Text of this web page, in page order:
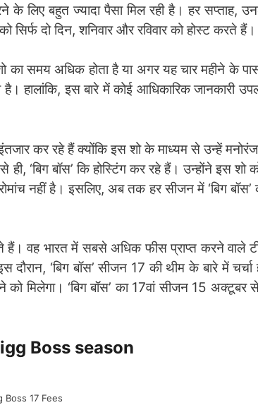
बहुत ज्यादा पैसा मिल रही है। हर सप्ताह,
दो दिन, शनिवार और रविवार को होस्ट करते हैं।
समय अधिक होता है या अगर यह चार महीने के
इस बारे में कोई आधिकारिक जानकारी
कर रहे हैं क्योंकि इस शो के माध्यम से उन्हें
‘बिग बॉस’ कि होस्टिंग कर रहे हैं। उन्होंने इस शो
नहीं है। इसलिए, अब तक हर सीजन में ‘बिग बॉस’
हैं। वह भारत में सबसे अधिक फीस प्राप्त करने वाले
‘बिग बॉस’ सीजन 17 की थीम के बारे में चर्चा
मिलेगा। ‘बिग बॉस’ का 17वां सीजन 15 अक्टूबर
Boss season
Boss 17 Fees